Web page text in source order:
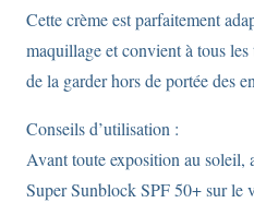
Cette crème est parfaitement
maquillage et convient à tous
de la garder hors de portée des
Conseils d’utilisation :
Avant toute exposition au soleil,
Super Sunblock SPF 50+ sur le